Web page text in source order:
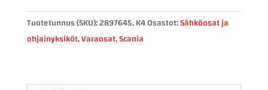
2897645
määrä
Tuotetunnus (SKU):2897645, K4Osastot:Sähköosat ja
ohjainyksiköt,Varaosat,Scania